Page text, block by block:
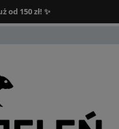
od 150 zł.
od 150 zł! ✨